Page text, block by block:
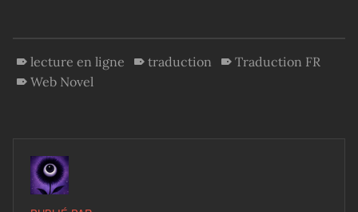
lecture en ligne traduction
Traduction FR
Web Novel